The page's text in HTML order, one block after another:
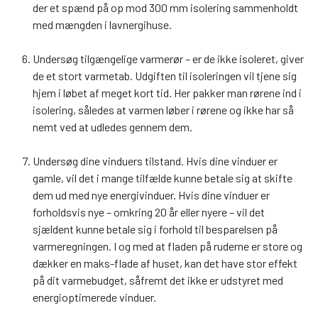
der et spænd på op mod 300 mm isolering sammenholdt
med mængden i lavnergihuse.
Undersøg tilgængelige varmerør – er de ikke isoleret, giver
de et stort varmetab. Udgiften til isoleringen vil tjene sig
hjem i løbet af meget kort tid. Her pakker man rørene ind i
isolering, således at varmen løber i rørene og ikke har så
nemt ved at udledes gennem dem.
Undersøg dine vinduers tilstand. Hvis dine vinduer er
gamle, vil det i mange tilfælde kunne betale sig at skifte
dem ud med nye energivinduer. Hvis dine vinduer er
forholdsvis nye – omkring 20 år eller nyere – vil det
sjældent kunne betale sig i forhold til besparelsen på
varmeregningen. I og med at fladen på ruderne er store og
dækker en maks-flade af huset, kan det have stor effekt
på dit varmebudget, såfremt det ikke er udstyret med
energioptimerede vinduer.